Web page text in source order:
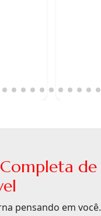
de
pensando em você.